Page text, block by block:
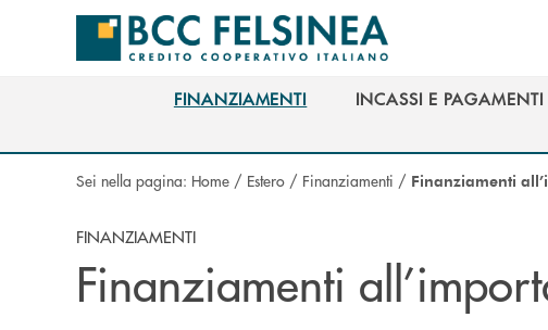
Salta al contenuto principale
FINANZIAMENTI
INCASSI E
INCASSI E
Sei nella pagina: Home / Estero / Finanziamenti / Finanziamenti
FINANZIAMENTI
Finanziamenti